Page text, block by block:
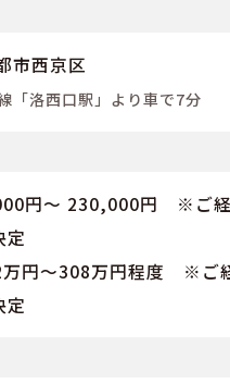
やすくライフワークバラ
無理なく長く働ける体制
います。
市西京区
「洛西口駅」より車で7分
円〜 230,000円 ※ご
定
万円～308万円程度 ※ご
定